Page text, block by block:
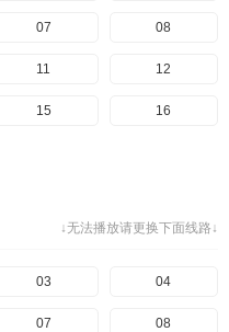
07 08
11 12
15 16
↓无法播放请更换下面线路↓
03 04
07 08